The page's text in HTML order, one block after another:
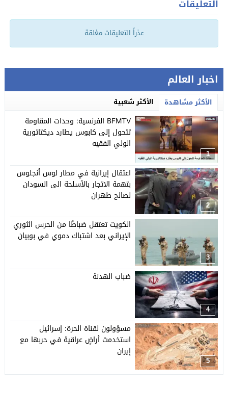
التعليقات
عذراً التعليقات مغلقة
اخبار العالم
الأكثر مشاهدة الأكثر شعبية
1
BFMTV الفرنسية: وحدات المقاومة
تتحول إلى كابوس يطارد ديكتاتورية
الولي الفقيه
2
اعتقال إيرانية في مطار لوس أنجلوس
بتهمة الاتجار بالأسلحة الى السودان
لصالح طهران
3
الكويت تعتقل ضباطًا من الحرس الثوري
الإيراني بعد اشتباك دموي في بوبيان
4
ضباب الهدنة
5
مسؤولون لقناة الحرة: إسرائيل
استخدمت أراضٍ عراقية في حربها مع
إيران